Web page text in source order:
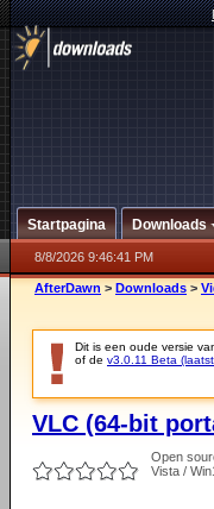
Startpagina Downloads
8/8/2026 9:46:41 PM
AfterDawn > Downloads >
Dit is een oude versie
of de v3.0.11 Beta
VLC (64-bit
Open
Vista /